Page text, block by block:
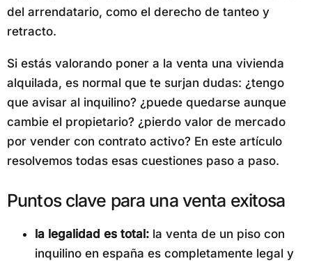
del arrendatario, como el derecho de tanteo y
retracto.
Si estás valorando poner a la venta una vivienda
alquilada, es normal que te surjan dudas: ¿tengo
que avisar al inquilino? ¿puede quedarse aunque
cambie el propietario? ¿pierdo valor de mercado
por vender con contrato activo? En este artículo
resolvemos todas esas cuestiones paso a paso.
Puntos clave para una venta exitosa
la legalidad es total: la venta de un piso con
inquilino en españa es completamente legal y